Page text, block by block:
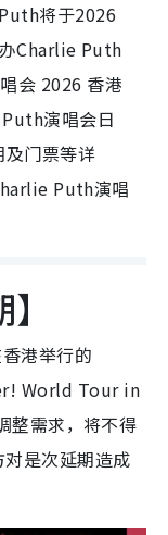
将于2026
Charlie Puth
会 2026 香港
演唱会日
门票等详
Puth演唱
港举行的
World Tour in
整需求，将不得
是次延期造成